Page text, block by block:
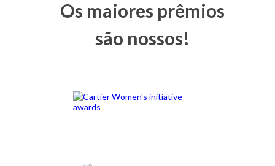
Os maiores prêmios
são nossos!